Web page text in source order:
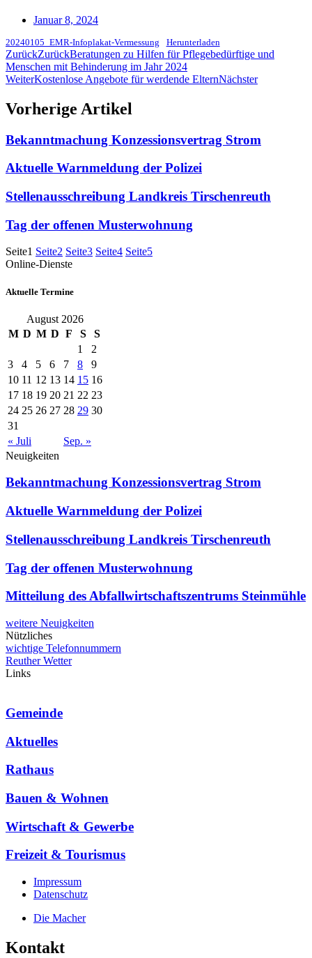
Januar 8, 2024
20240105_EMR-Infoplakat-Vermessung Herunterladen
ZurückZurückBeratungen zu Hilfen für Pflegebedürftige und
Menschen mit Behinderung im Jahr 2024
WeiterKostenlose Angebote für werdende ElternNächster
Vorherige Artikel
Bekanntmachung Konzessionsvertrag Strom
Aktuelle Warnmeldung der Polizei
Stellenausschreibung Landkreis Tirschenreuth
Tag der offenen Musterwohnung
Seite1 Seite2 Seite3 Seite4 Seite5
Online-Dienste
Aktuelle Termine
August 2026
M D M D F S
S
1
2
3
4 5 6 7 8
9
10 11 12 13 14 15 16
17 18 19 20 21 22 23
24 25 26 27 28 29 30
31
« Juli
Sep. »
Neuigkeiten
Bekanntmachung Konzessionsvertrag Strom
Aktuelle Warnmeldung der Polizei
Stellenausschreibung Landkreis Tirschenreuth
Tag der offenen Musterwohnung
Mitteilung des Abfallwirtschaftszentrums Steinmühle
weitere Neuigkeiten
Nützliches
wichtige Telefonnummern
Reuther Wetter
Links
Gemeinde
Aktuelles
Rathaus
Bauen & Wohnen
Wirtschaft & Gewerbe
Freizeit & Tourismus
Impressum
Datenschutz
Die Macher
Kontakt